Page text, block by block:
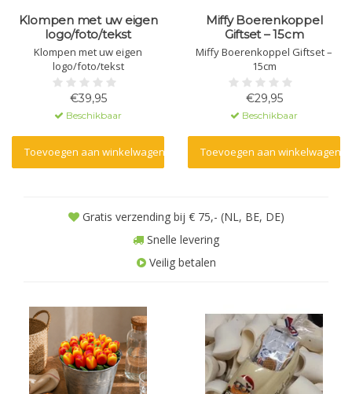
Klompen met uw eigen
logo/foto/tekst
Klompen met uw eigen
logo/foto/tekst
€39,95
Beschikbaar
Toevoegen aan winkelwagen
Miffy Boerenkoppel
Giftset – 15cm
Miffy Boerenkoppel Giftset –
15cm
€29,95
Beschikbaar
Toevoegen aan winkelwagen
Gratis verzending bij € 75,- (NL, BE, DE)
Snelle levering
Veilig betalen